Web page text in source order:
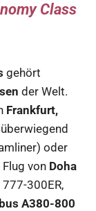
Class
gehört
der Welt.
Frankfurt,
überwiegend
oder
von Doha
300ER,
A380-800